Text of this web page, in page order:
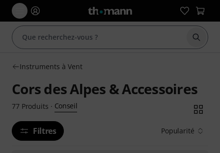
Instruments à Vent
Cors des Alpes & Accessoires
77 Produits · Conseil
Filtres Popularité